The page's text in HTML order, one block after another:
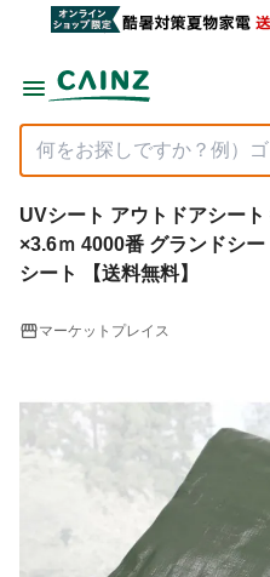
UVシート アウトドアシー
×3.6ｍ 4000番 グランドシ
シート 【送料無料】
マーケットプレイス